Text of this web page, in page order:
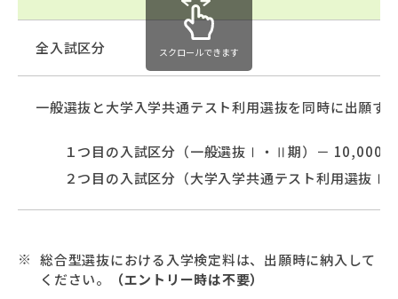
全入試区分
一般選抜と大学入学共通テスト利用選抜を同時に出願す
１つ目の入試区分（一般選抜Ⅰ・Ⅱ期）－ 10,000円
２つ目の入試区分（大学入学共通テスト利用選抜Ⅰ
スクロールできます
総合型選抜における入学検定料は、出願時に納入して
ください。
（エントリー時は不要）